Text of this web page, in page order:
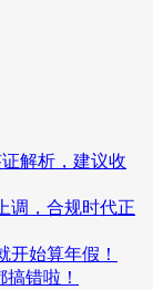
解析，建议收
调，合规时代正
开始算年假！
错啦！